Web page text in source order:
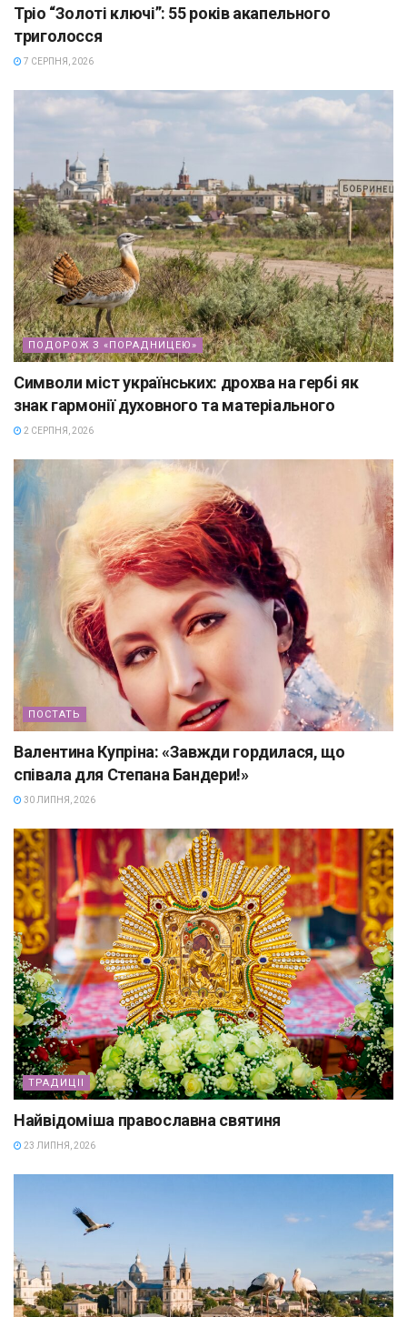
Тріо “Золоті ключі”: 55 років акапельного
триголосся
7 СЕРПНЯ, 2026
ПОДОРОЖ З «ПОРАДНИЦЕЮ»
Символи міст українських: дрохва на гербі як
знак гармонії духовного та матеріального
2 СЕРПНЯ, 2026
ПОСТАТЬ
Валентина Купріна: «Завжди гордилася, що
співала для Степана Бандери!»
30 ЛИПНЯ, 2026
ТРАДИЦІІ
Найвідоміша православна святиня
23 ЛИПНЯ, 2026